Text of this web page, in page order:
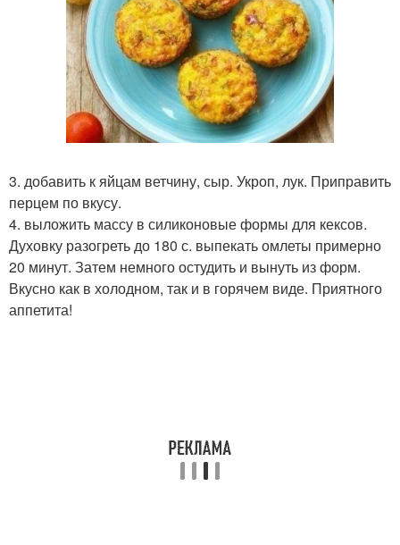
3. добавить к яйцам ветчину, сыр. Укроп, лук. Приправить
перцем по вкусу.
4. выложить массу в силиконовые формы для кексов.
Духовку разогреть до 180 с. выпекать омлеты примерно
20 минут. Затем немного остудить и вынуть из форм.
Вкусно как в холодном, так и в горячем виде. Приятного
аппетита!